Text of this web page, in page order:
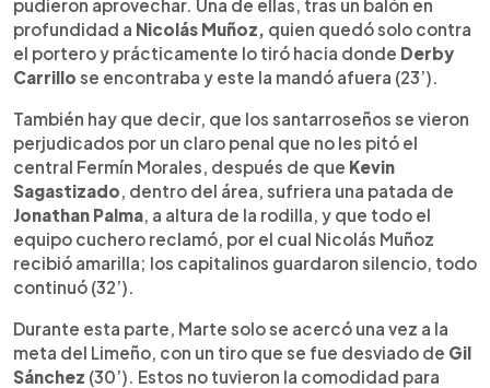
pudieron aprovechar. Una de ellas, tras un balón en
profundidad a Nicolás Muñoz, quien quedó solo contra
el portero y prácticamente lo tiró hacia donde Derby
Carrillo se encontraba y este la mandó afuera (23’).
También hay que decir, que los santarroseños se vieron
perjudicados por un claro penal que no les pitó el
central Fermín Morales, después de que Kevin
Sagastizado, dentro del área, sufriera una patada de
Jonathan Palma, a altura de la rodilla, y que todo el
equipo cuchero reclamó, por el cual Nicolás Muñoz
recibió amarilla; los capitalinos guardaron silencio, todo
continuó (32’).
Durante esta parte, Marte solo se acercó una vez a la
meta del Limeño, con un tiro que se fue desviado de Gil
Sánchez (30’). Estos no tuvieron la comodidad para